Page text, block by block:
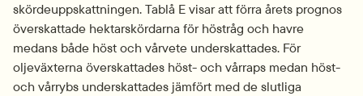
skördeuppskattningen. Tablå E visar att förra årets prognos
överskattade hektarskördarna för höstråg och havre
medans både höst och vårvete underskattades. För
oljeväxterna överskattades höst- och vårraps medan höst-
och vårrybs underskattades jämfört med de slutliga